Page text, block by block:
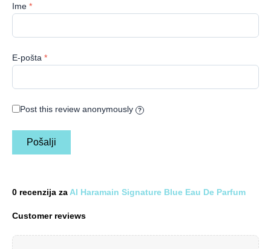
0 recenzija za Al Haramain Signature Blue Eau De Parfum
Customer reviews
Ime *
E-pošta *
Post this review anonymously ?